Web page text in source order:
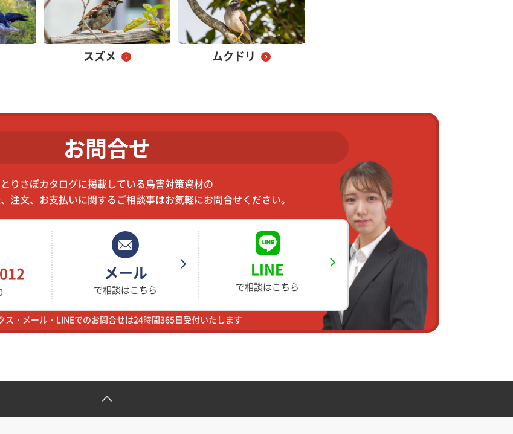
スズメ ムクドリ
お問合せ
とりさぽカタログに掲載している鳥害対策資材の
注文、お支払いに関するご相談事はお気軽にお問合せください。
メール
で相談はこちら
LINE
で相談はこちら
ス・メール・LINEでのお問合せは24時間365日受付いたします